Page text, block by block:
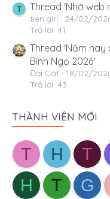
T Thread 'Nhờ web
tien.girl
24/02/
Trả lời: 41
Thread 'Năm nay
Bính Ngọ 2026'
Đại Cát
18/02/
Trả lời: 43
THÀNH VIÊN MỚI
T H T
H
T G